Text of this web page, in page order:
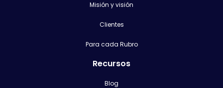
Misión y visión
Clientes
Para cada Rubro
Recursos
Blog